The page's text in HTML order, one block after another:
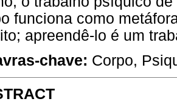
funciona como
apreendê-lo é um
chave: Corpo,